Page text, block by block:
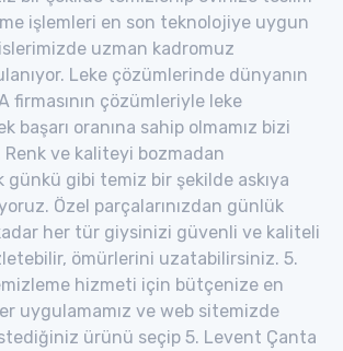
işlemleri en son teknolojiye uygun
uzman kadromuz
Leke çözümlerinde dünyanın
firmasının çözümleriyle leke
başarı oranına sahip olmamız bizi
Renk ve kaliteyi bozmadan
günkü gibi temiz bir şekilde askıya
Özel parçalarınızdan günlük
her tür giysinizi güvenli ve kaliteli
ömürlerini uzatabilirsiniz. 5.
hizmeti için bütçenize en
uygulamamız ve web sitemizde
ürünü seçip 5. Levent Çanta